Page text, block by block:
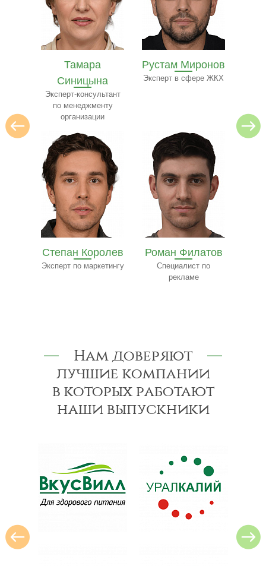
Рустам Миронов
Эксперт в сфере ЖКХ
Роман Филатов
Специалист по
Полина Ильина
Преподаватель
Павел
Трофимов
Эксперт-консультант
Нам доверяют
лучшие компании
в которых работают
наши выпускники